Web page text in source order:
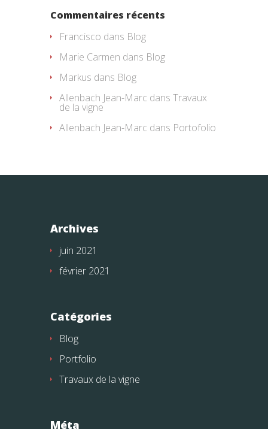
Commentaires récents
Francisco dans Blog
Marie Carmen dans Blog
Markus dans Blog
Allenbach Jean-Marc dans Travaux
de la vigne
Allenbach Jean-Marc dans Portofolio
Archives
juin 2021
février 2021
Catégories
Blog
Portfolio
Travaux de la vigne
Méta